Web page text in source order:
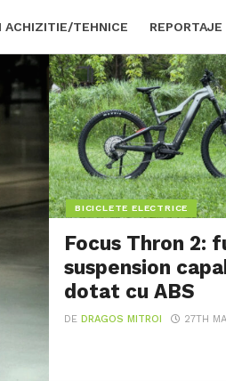
ACHIZITIE/TEHNICE REPORTAJE
FORUM
BICICLETE ELECTRICE
Focus Thron 2:
suspension
dotat cu ABS
DEDRAGOS MITROI 27TH